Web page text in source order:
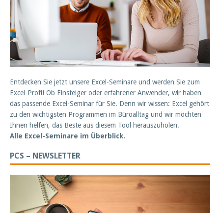
Entdecken Sie jetzt unsere Excel-Seminare und werden Sie zum
Excel-Profi! Ob Einsteiger oder erfahrener Anwender, wir haben
das passende Excel-Seminar für Sie. Denn wir wissen: Excel gehört
zu den wichtigsten Programmen im Büroalltag und wir möchten
Ihnen helfen, das Beste aus diesem Tool herauszuholen.
Alle Excel-Seminare im Überblick.
PCS – NEWSLETTER